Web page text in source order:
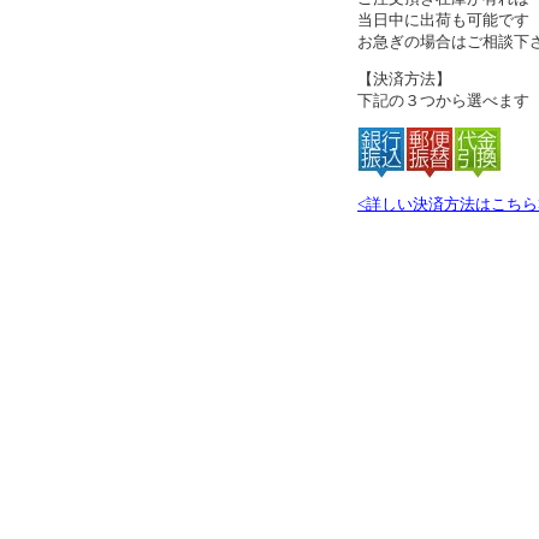
当日中に出荷も可能です
お急ぎの場合はご相談下
【決済方法】
下記の３つから選べます
<詳しい決済方法はこち